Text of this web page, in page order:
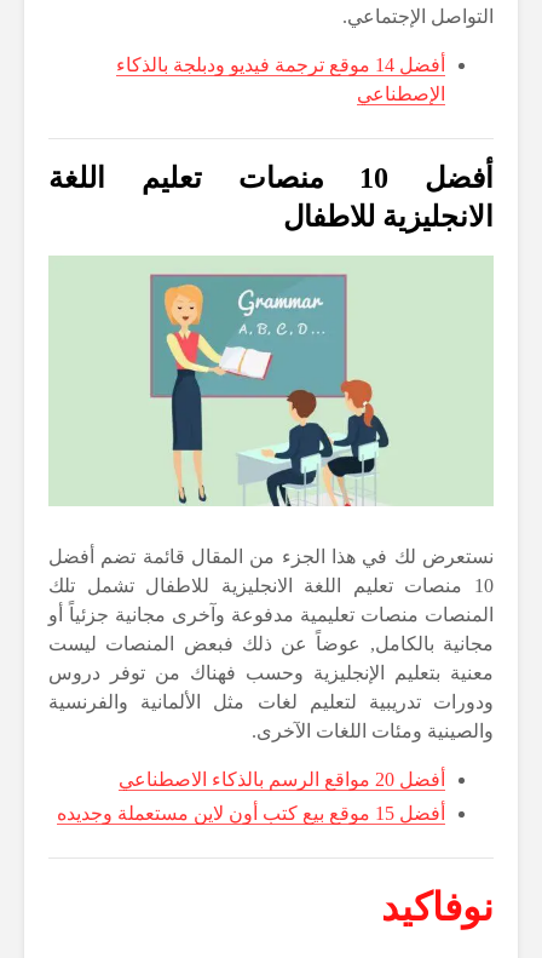
التواصل الإجتماعي.
أفضل 14 موقع ترجمة فيديو ودبلجة بالذكاء
الإصطناعي
أفضل 10 منصات تعليم اللغة
الانجليزية للاطفال
نستعرض لك في هذا الجزء من المقال قائمة تضم أفضل
10 منصات تعليم اللغة الانجليزية للاطفال تشمل تلك
المنصات منصات تعليمية مدفوعة وآخرى مجانية جزئياً أو
مجانية بالكامل, عوضاً عن ذلك فبعض المنصات ليست
معنية بتعليم الإنجليزية وحسب فهناك من توفر دروس
ودورات تدريبية لتعليم لغات مثل الألمانية والفرنسية
والصينية ومئات اللغات الآخرى.
أفضل 20 مواقع الرسم بالذكاء الاصطناعي
أفضل 15 موقع بيع كتب أون لاين مستعملة وجديده
نوفاكيد